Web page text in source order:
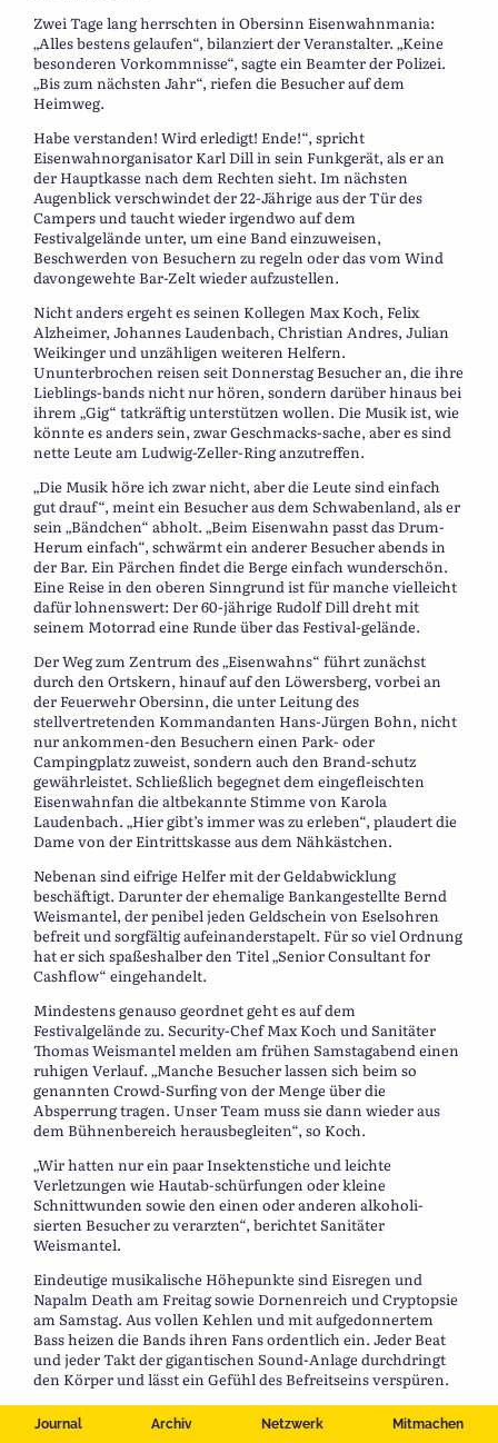
Journal Archiv Netzwerk Mitmachen
Zwei Tage lang herrschten in Obersinn Eisenwahnmania:
„Alles bestens gelaufen“, bilanziert der Veranstalter. „Keine
besonderen Vorkommnisse“, sagte ein Beamter der Polizei.
„Bis zum nächsten Jahr“, riefen die Besucher auf dem
Heimweg.
Habe verstanden! Wird erledigt! Ende!“, spricht
Eisenwahnorganisator Karl Dill in sein Funkgerät, als er an
der Hauptkasse nach dem Rechten sieht. Im nächsten
Augenblick verschwindet der 22-Jährige aus der Tür des
Campers und taucht wieder irgendwo auf dem
Festivalgelände unter, um eine Band einzuweisen,
Beschwerden von Besuchern zu regeln oder das vom Wind
davongewehte Bar-Zelt wieder aufzustellen.
Nicht anders ergeht es seinen Kollegen Max Koch, Felix
Alzheimer, Johannes Laudenbach, Christian Andres, Julian
Weikinger und unzähligen weiteren Helfern.
Ununterbrochen reisen seit Donnerstag Besucher an, die ihre
Lieblings-bands nicht nur hören, sondern darüber hinaus bei
ihrem „Gig“ tatkräftig unterstützen wollen. Die Musik ist, wie
könnte es anders sein, zwar Geschmacks-sache, aber es sind
nette Leute am Ludwig-Zeller-Ring anzutreffen.
„Die Musik höre ich zwar nicht, aber die Leute sind einfach
gut drauf“, meint ein Besucher aus dem Schwabenland, als er
sein „Bändchen“ abholt. „Beim Eisenwahn passt das Drum-
Herum einfach“, schwärmt ein anderer Besucher abends in
der Bar. Ein Pärchen findet die Berge einfach wunderschön.
Eine Reise in den oberen Sinngrund ist für manche vielleicht
dafür lohnenswert: Der 60-jährige Rudolf Dill dreht mit
seinem Motorrad eine Runde über das Festival-gelände.
Der Weg zum Zentrum des „Eisenwahns“ führt zunächst
durch den Ortskern, hinauf auf den Löwersberg, vorbei an
der Feuerwehr Obersinn, die unter Leitung des
stellvertretenden Kommandanten Hans-Jürgen Bohn, nicht
nur ankommen-den Besuchern einen Park- oder
Campingplatz zuweist, sondern auch den Brand-schutz
gewährleistet. Schließlich begegnet dem eingefleischten
Eisenwahnfan die altbekannte Stimme von Karola
Laudenbach. „Hier gibt’s immer was zu erleben“, plaudert die
Dame von der Eintrittskasse aus dem Nähkästchen.
Nebenan sind eifrige Helfer mit der Geldabwicklung
beschäftigt. Darunter der ehemalige Bankangestellte Bernd
Weismantel, der penibel jeden Geldschein von Eselsohren
befreit und sorgfältig aufeinanderstapelt. Für so viel Ordnung
hat er sich spaßeshalber den Titel „Senior Consultant for
Cashflow“ eingehandelt.
Mindestens genauso geordnet geht es auf dem
Festivalgelände zu. Security-Chef Max Koch und Sanitäter
Thomas Weismantel melden am frühen Samstagabend einen
ruhigen Verlauf. „Manche Besucher lassen sich beim so
genannten Crowd-Surfing von der Menge über die
Absperrung tragen. Unser Team muss sie dann wieder aus
dem Bühnenbereich herausbegleiten“, so Koch.
„Wir hatten nur ein paar Insektenstiche und leichte
Verletzungen wie Hautab-schürfungen oder kleine
Schnittwunden sowie den einen oder anderen alkoholi-
sierten Besucher zu verarzten“, berichtet Sanitäter
Weismantel.
Eindeutige musikalische Höhepunkte sind Eisregen und
Napalm Death am Freitag sowie Dornenreich und Cryptopsie
am Samstag. Aus vollen Kehlen und mit aufgedonnertem
Bass heizen die Bands ihren Fans ordentlich ein. Jeder Beat
und jeder Takt der gigantischen Sound-Anlage durchdringt
den Körper und lässt ein Gefühl des Befreitseins verspüren.
Scheinbar nicht mehr zu bändigen ist das Publikum, als
Eisregen die ersten Takte zu dem Lied „Elektrohexe durch die